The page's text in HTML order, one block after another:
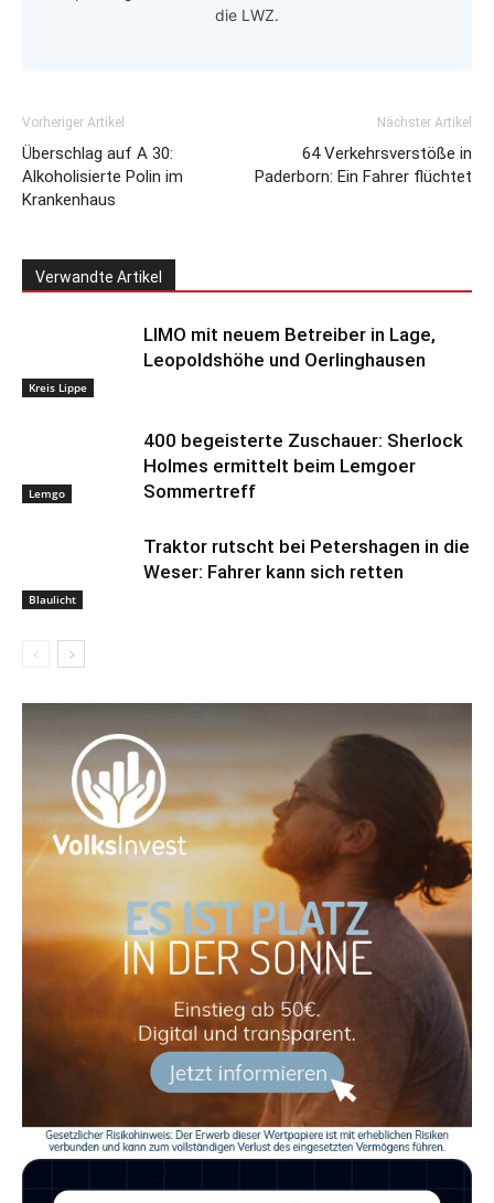
die LWZ.
Vorheriger Artikel
Überschlag auf A 30:
Alkoholisierte Polin im
Krankenhaus
Nächster Artikel
64 Verkehrsverstöße in
Paderborn: Ein Fahrer flüchtet
Verwandte Artikel
Kreis Lippe
LIMO mit neuem Betreiber in Lage,
Leopoldshöhe und Oerlinghausen
Lemgo
400 begeisterte Zuschauer: Sherlock
Holmes ermittelt beim Lemgoer
Sommertreff
Blaulicht
Traktor rutscht bei Petershagen in die
Weser: Fahrer kann sich retten